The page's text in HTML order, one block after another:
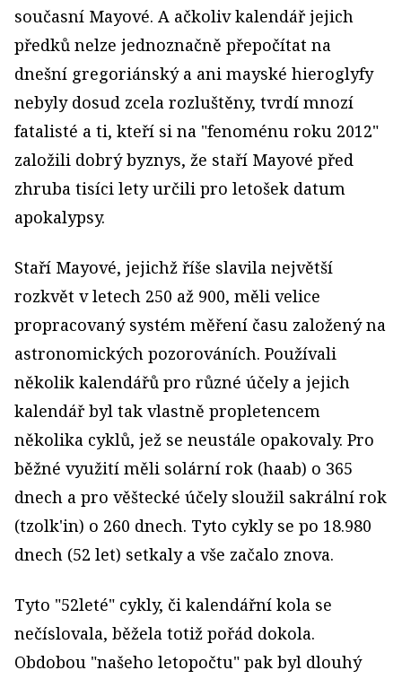
současní Mayové. A ačkoliv kalendář jejich
předků nelze jednoznačně přepočítat na
dnešní gregoriánský a ani mayské hieroglyfy
nebyly dosud zcela rozluštěny, tvrdí mnozí
fatalisté a ti, kteří si na "fenoménu roku 2012"
založili dobrý byznys, že staří Mayové před
zhruba tisíci lety určili pro letošek datum
apokalypsy.
Staří Mayové, jejichž říše slavila největší
rozkvět v letech 250 až 900, měli velice
propracovaný systém měření času založený na
astronomických pozorováních. Používali
několik kalendářů pro různé účely a jejich
kalendář byl tak vlastně propletencem
několika cyklů, jež se neustále opakovaly. Pro
běžné využití měli solární rok (haab) o 365
dnech a pro věštecké účely sloužil sakrální rok
(tzolk'in) o 260 dnech. Tyto cykly se po 18.980
dnech (52 let) setkaly a vše začalo znova.
Tyto "52leté" cykly, či kalendářní kola se
nečíslovala, běžela totiž pořád dokola.
Obdobou "našeho letopočtu" pak byl dlouhý